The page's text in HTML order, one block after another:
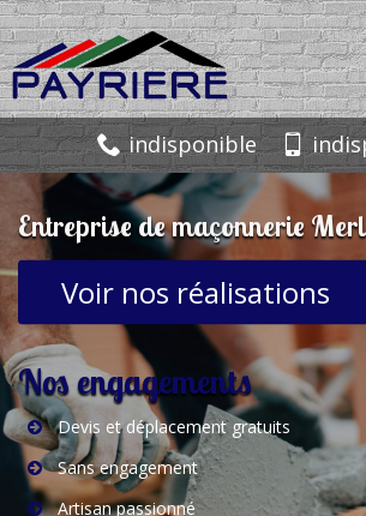
indisponible
Entreprise de maçonnerie
Voir nos réalisations
Nos engagements
Devis et déplacement gratuits
Sans engagement
Artisan passionné